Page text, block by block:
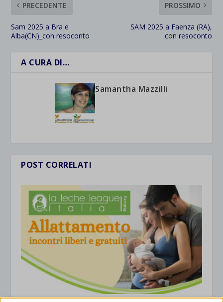
PRECEDENTE
Sam 2025 a Bra e
Alba(CN)_con resoconto
PROSSIMO
SAM 2025 a Faenza (RA),
con resoconto
A CURA DI…
Samantha Mazzilli
POST CORRELATI